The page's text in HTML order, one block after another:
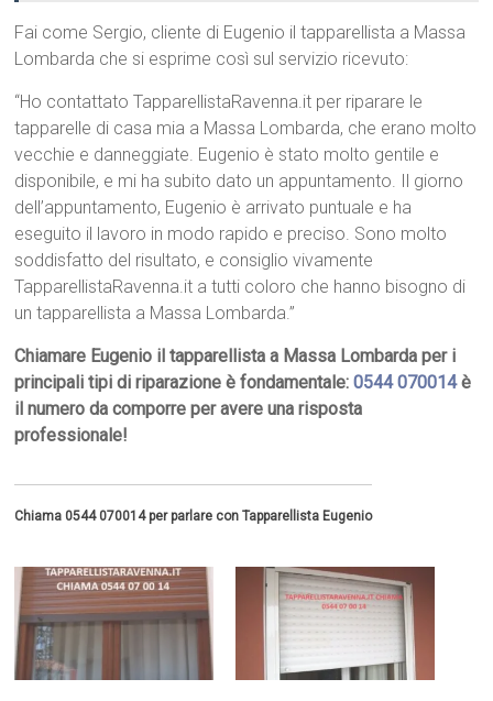
Fai come Sergio, cliente di Eugenio il tapparellista a Massa
Lombarda che si esprime così sul servizio ricevuto:
“Ho contattato TapparellistaRavenna.it per riparare le
tapparelle di casa mia a Massa Lombarda, che erano molto
vecchie e danneggiate. Eugenio è stato molto gentile e
disponibile, e mi ha subito dato un appuntamento. Il giorno
dell’appuntamento, Eugenio è arrivato puntuale e ha
eseguito il lavoro in modo rapido e preciso. Sono molto
soddisfatto del risultato, e consiglio vivamente
TapparellistaRavenna.it a tutti coloro che hanno bisogno di
un tapparellista a Massa Lombarda.”
Chiamare Eugenio il tapparellista a Massa Lombarda per i
principali tipi di riparazione è fondamentale:0544 070014è
il numero da comporre per avere una risposta
professionale!
Chiama 0544 070014 per parlare con Tapparellista Eugenio